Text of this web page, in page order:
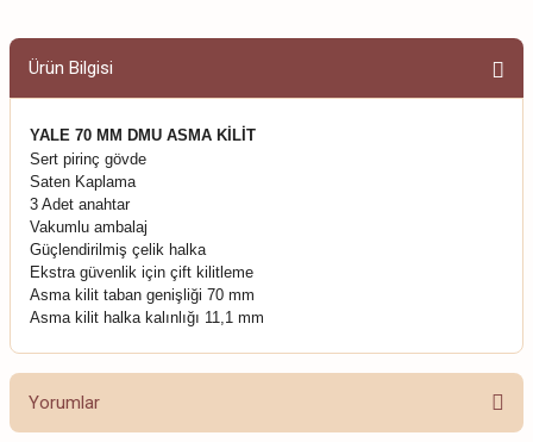
Ürün Bilgisi
YALE 70 MM DMU ASMA KİLİT
Sert pirinç gövde
Saten Kaplama
3 Adet anahtar
Vakumlu ambalaj
Güçlendirilmiş çelik halka
Ekstra güvenlik için çift kilitleme
Asma kilit taban genişliği 70 mm
Asma kilit halka kalınlığı 11,1 mm
Yorumlar